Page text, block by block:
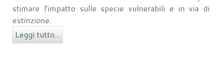
stimare l'impatto sulle specie vulnerabili e in via di
estinzione.
Leggi tutto...